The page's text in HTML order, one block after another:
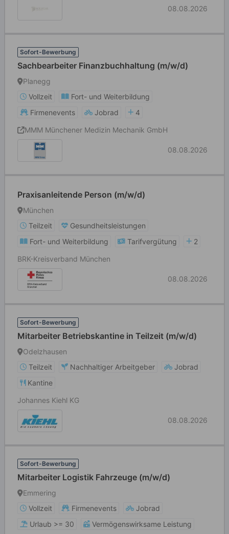
08.08.2026
Sofort-Bewerbung
Sachbearbeiter Finanzbuchhaltung (m/w/d)
Planegg
Vollzeit
Fort- und Weiterbildung
Firmenevents
Jobrad
4
MMM Münchener Medizin Mechanik GmbH
08.08.2026
Praxisanleitende Person (m/w/d)
München
Teilzeit
Gesundheitsleistungen
Fort- und Weiterbildung
Tarifvergütung
2
BRK-Kreisverband München
08.08.2026
Sofort-Bewerbung
Mitarbeiter Betriebskantine in Teilzeit (m/w/d)
Odelzhausen
Teilzeit
Nachhaltiger Arbeitgeber
Jobrad
Kantine
Johannes Kiehl KG
08.08.2026
Sofort-Bewerbung
Mitarbeiter Logistik Fahrzeuge (m/w/d)
Emmering
Vollzeit
Firmenevents
Jobrad
Urlaub >= 30
Vermögenswirksame Leistung